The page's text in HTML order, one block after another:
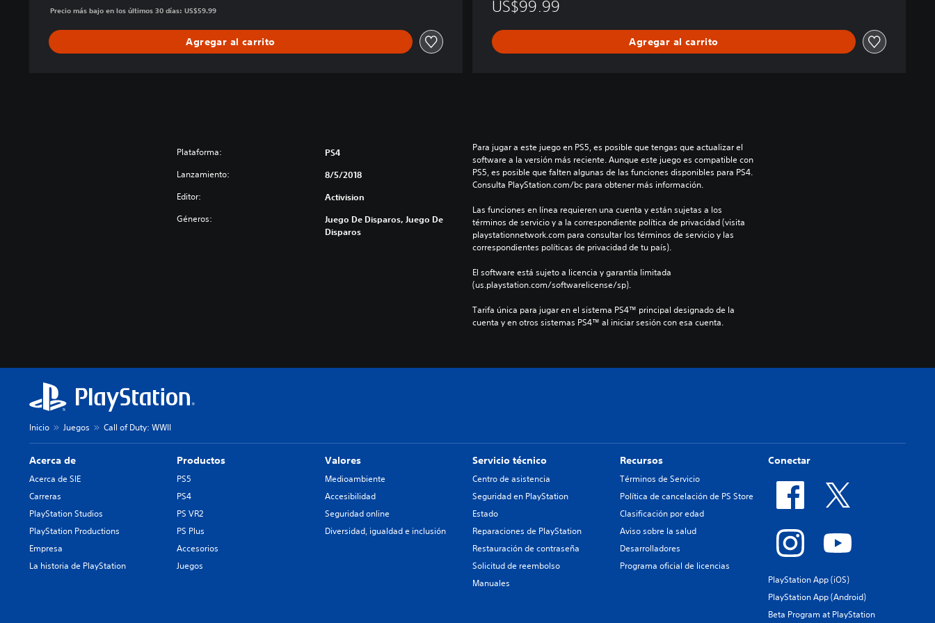
Precio más bajo en los últimos 30 días: US$59.99
Agregar al carrito
e
l
u
e
US$99.99
Agregar al carrito
Plataforma: PS4
Lanzamiento: 8/5/2018
Editor: Activision
Géneros:
Juego De Disparos, Juego De
Disparos
Para jugar a este juego en PS5, es posible que tengas que actualizar el
software a la versión más reciente. Aunque este juego es compatible con
PS5, es posible que falten algunas de las funciones disponibles para PS4.
Consulta PlayStation.com/bc para obtener más información.
Las funciones en línea requieren una cuenta y están sujetas a los
términos de servicio y a la correspondiente política de privacidad (visita
playstationnetwork.com para consultar los términos de servicio y las
correspondientes políticas de privacidad de tu país).
El software está sujeto a licencia y garantía limitada
(us.playstation.com/softwarelicense/sp).
Tarifa única para jugar en el sistema PS4™ principal designado de la
cuenta y en otros sistemas PS4™ al iniciar sesión con esa cuenta.
Inicio Juegos Call of Duty: WWII
Acerca de
Acerca de SIE
Carreras
PlayStation Studios
PlayStation Productions
Empresa
La historia de PlayStation
Productos
PS5
PS4
PS VR2
PS Plus
Accesorios
Juegos
Valores
Medioambiente
Accesibilidad
Seguridad online
Diversidad, igualdad e inclusión
Servicio técnico
Centro de asistencia
Seguridad en PlayStation
Estado
Reparaciones de PlayStation
Restauración de contraseña
Solicitud de reembolso
Manuales
Recursos
Términos de Servicio
Política de cancelación de PS Store
Clasificación por edad
Aviso sobre la salud
Desarrolladores
Programa oficial de licencias
Conectar
PlayStation App (iOS)
PlayStation App (Android)
Beta Program at PlayStation